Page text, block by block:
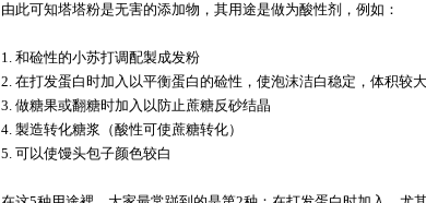
由此可知塔塔粉是无害的添加物，其用途是做为酸性剂，例如：
1. 和硷性的小苏打调配製成发粉
2. 在打发蛋白时加入以平衡蛋白的硷性，使泡沫洁白稳定，体积较大
3. 做糖果或翻糖时加入以防止蔗糖反砂结晶
4. 製造转化糖浆（酸性可使蔗糖转化）
5. 可以使馒头包子颜色较白